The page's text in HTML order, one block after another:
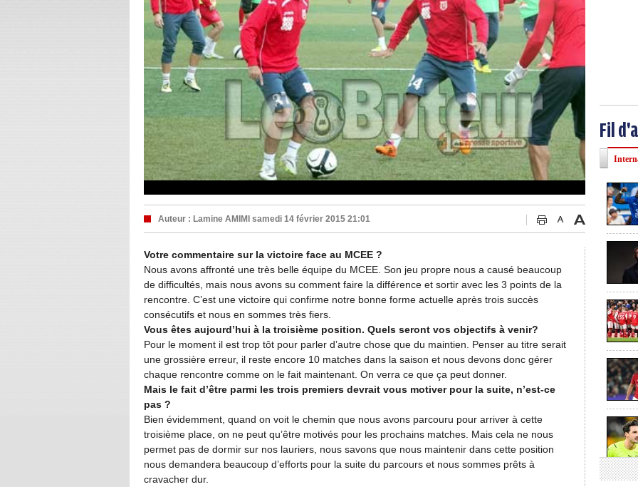
Auteur : Lamine AMIMI samedi 14 février 2015 21:01
Votre commentaire sur la victoire face au MCEE ?
Nous avons affronté une très belle équipe du MCEE. Son jeu propre nous a causé beaucoup
de difficultés, mais nous avons su comment faire la différence et sortir avec les 3 points de la
rencontre. C’est une victoire qui confirme notre bonne forme actuelle après trois succès
consécutifs et nous en sommes très fiers.
Vous êtes aujourd’hui à la troisième position. Quels seront vos objectifs à venir?
Pour le moment il est trop tôt pour parler d’autre chose que du maintien. Penser au titre serait
une grossière erreur, il reste encore 10 matches dans la saison et nous devons donc gérer
chaque rencontre comme on le fait maintenant. On verra ce que ça peut donner.
Mais le fait d’être parmi les trois premiers devrait vous motiver pour la suite, n’est-ce
pas ?
Bien évidemment, quand on voit le chemin que nous avons parcouru pour arriver à cette
troisième place, on ne peut qu’être motivés pour les prochains matches. Mais cela ne nous
permet pas de dormir sur nos lauriers, nous savons que nous maintenir dans cette position
nous demandera beaucoup d’efforts pour la suite du parcours et nous sommes prêts à
cravacher dur.
Fil